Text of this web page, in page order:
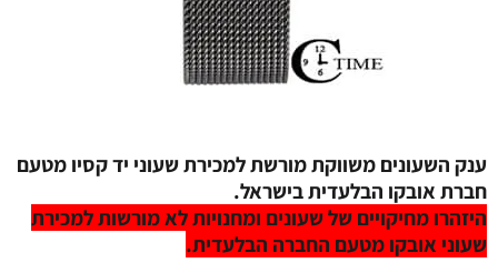
השעונים משווקת מורשת למכירת שעוני יד קסיו מטעם
אובקו הבלעדית בישראל.
מחיקויים של שעונים ומחנויות לא מורשות למכירת
אובקו מטעם החברה הבלעדית.